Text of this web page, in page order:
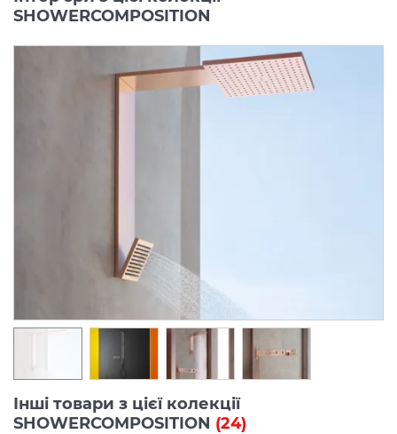
SHOWERCOMPOSITION
Інші товари з цієї колекції
SHOWERCOMPOSITION (24)